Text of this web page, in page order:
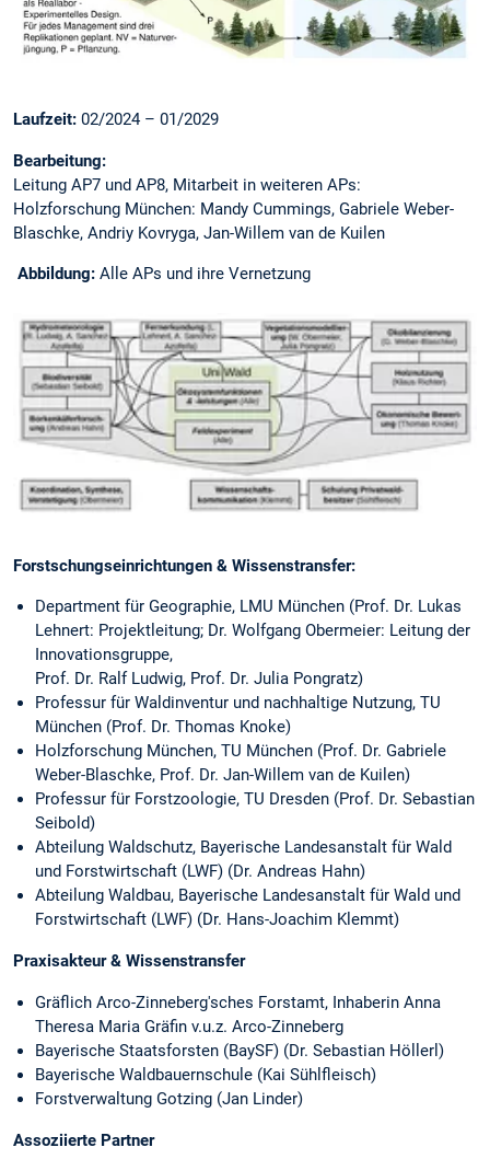
Laufzeit: 02/2024 – 01/2029
Bearbeitung:
Leitung AP7 und AP8, Mitarbeit in weiteren APs:
Holzforschung München: Mandy Cummings, Gabriele Weber-
Blaschke, Andriy Kovryga, Jan-Willem van de Kuilen
Abbildung: Alle APs und ihre Vernetzung
Forstschungseinrichtungen & Wissenstransfer:
Department für Geographie, LMU München (Prof. Dr. Lukas
Lehnert: Projektleitung; Dr. Wolfgang Obermeier: Leitung der
Innovationsgruppe,
Prof. Dr. Ralf Ludwig, Prof. Dr. Julia Pongratz)
Professur für Waldinventur und nachhaltige Nutzung, TU
München (Prof. Dr. Thomas Knoke)
Holzforschung München, TU München (Prof. Dr. Gabriele
Weber-Blaschke, Prof. Dr. Jan-Willem van de Kuilen)
Professur für Forstzoologie, TU Dresden (Prof. Dr. Sebastian
Seibold)
Abteilung Waldschutz, Bayerische Landesanstalt für Wald
und Forstwirtschaft (LWF) (Dr. Andreas Hahn)
Abteilung Waldbau, Bayerische Landesanstalt für Wald und
Forstwirtschaft (LWF) (Dr. Hans-Joachim Klemmt)
Praxisakteur & Wissenstransfer
Gräflich Arco-Zinneberg'sches Forstamt, Inhaberin Anna
Theresa Maria Gräfin v.u.z. Arco-Zinneberg
Bayerische Staatsforsten (BaySF) (Dr. Sebastian Höllerl)
Bayerische Waldbauernschule (Kai Sühlfleisch)
Forstverwaltung Gotzing (Jan Linder)
Assoziierte Partner